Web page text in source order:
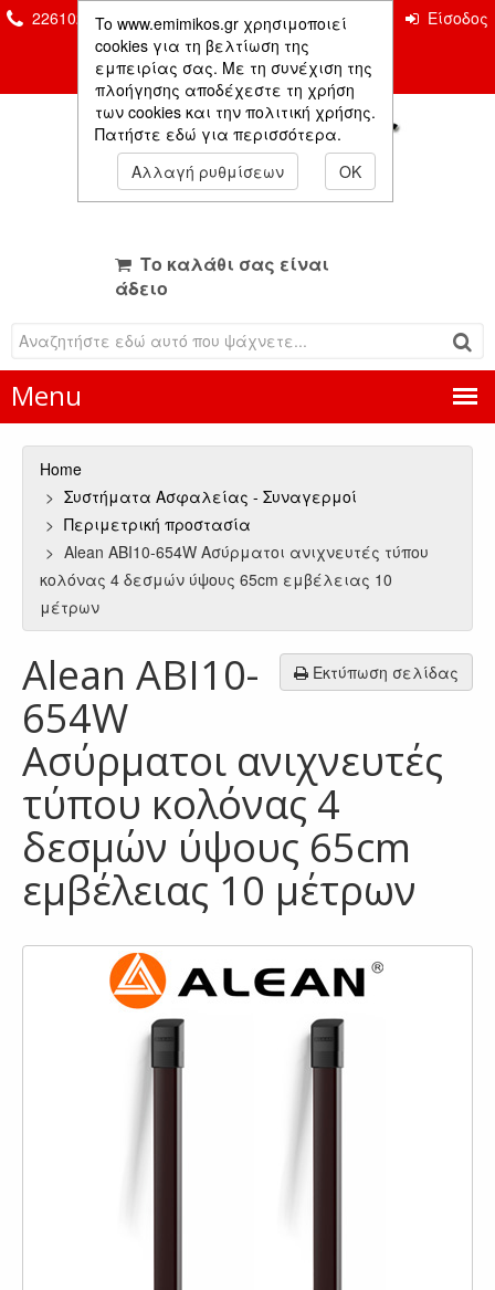
To www.emimikos.gr χρησιμοποιεί
cookies για τη βελτίωση της
εμπειρίας σας. Με τη συνέχιση της
πλοήγησης αποδέχεστε τη χρήση
των cookies και την πολιτική χρήσης.
Πατήστε εδώ για περισσότερα.
Αλλαγή ρυθμίσεων
OK
2261026435 & 2261081666 Επικοινωνία
Είσοδος
Μέλους
Το καλάθι σας είναι
άδειο
Menu
Home
Συστήματα Ασφαλείας - Συναγερμοί
Περιμετρική προστασία
Alean ABI10-654W Ασύρματοι ανιχνευτές τύπου
κολόνας 4 δεσμών ύψους 65cm εμβέλειας 10
μέτρων
Εκτύπωση σελίδας
Alean ABI10-
654W
Ασύρματοι ανιχνευτές
τύπου κολόνας 4
δεσμών ύψους 65cm
εμβέλειας 10 μέτρων